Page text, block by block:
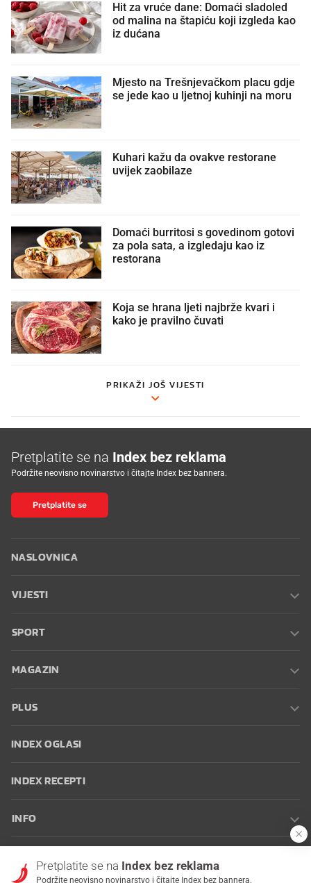
Hit za vruće dane: Domaći sladoled
od malina na štapiću koji izgleda kao
iz dućana
Mjesto na Trešnjevačkom placu gdje
se jede kao u ljetnoj kuhinji na moru
Kuhari kažu da ovakve restorane
uvijek zaobilaze
Domaći burritosi s govedinom gotovi
za pola sata, a izgledaju kao iz
restorana
Koja se hrana ljeti najbrže kvari i
kako je pravilno čuvati
PRIKAŽI JOŠ VIJESTI
Pretplatite se na Index bez reklama
Podržite neovisno novinarstvo i čitajte Index bez bannera.
Pretplatite se
NASLOVNICA
VIJESTI
SPORT
MAGAZIN
PLUS
INDEX OGLASI
INDEX RECEPTI
INFO
korištenja
Postavke kolačića
Pretplatite se na Index bez reklama
Podržite neovisno novinarstvo i čitajte Index bez bannera.